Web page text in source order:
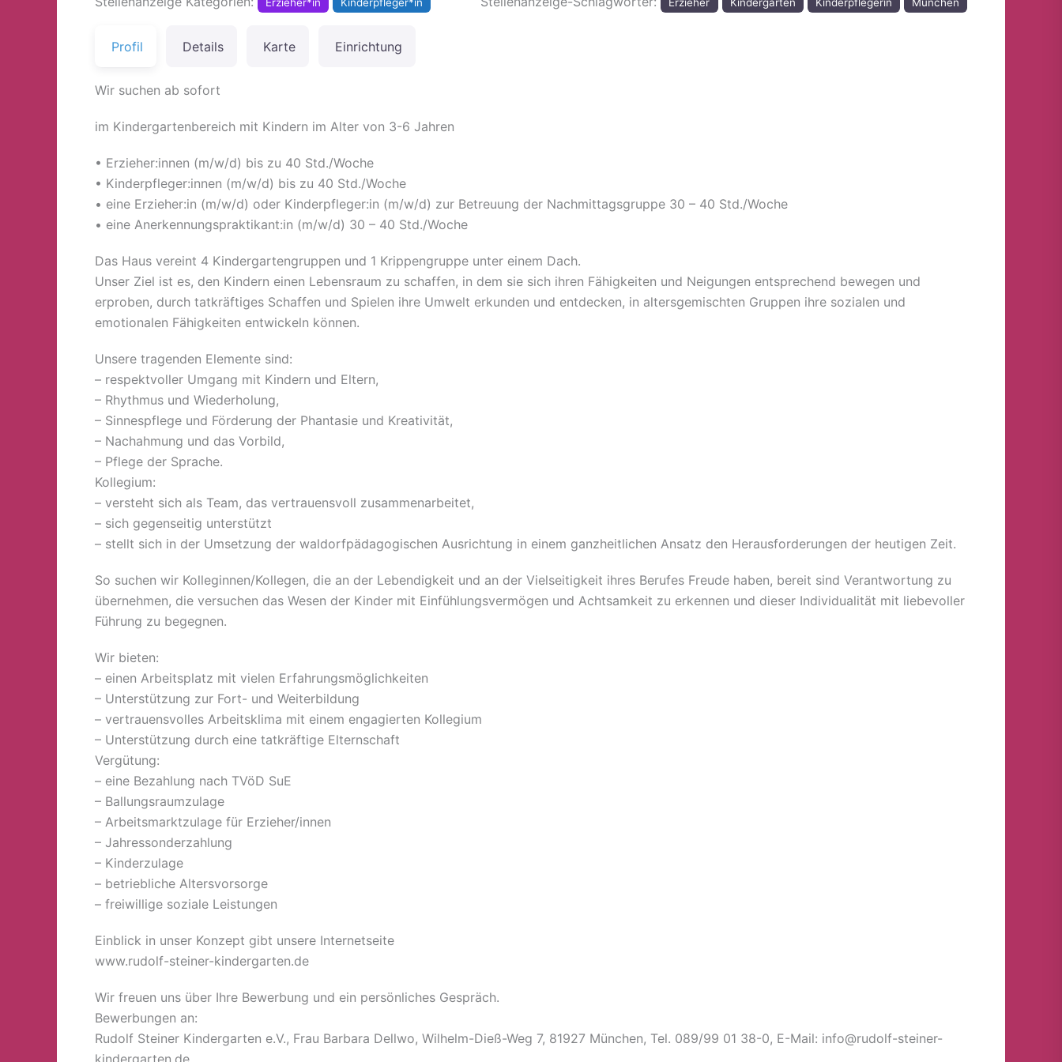
Profil Details Karte Einrichtung
Wir suchen ab sofort
im Kindergartenbereich mit Kindern im Alter von 3-6 Jahren
• Erzieher:innen (m/w/d) bis zu 40 Std./Woche
• Kinderpfleger:innen (m/w/d) bis zu 40 Std./Woche
• eine Erzieher:in (m/w/d) oder Kinderpfleger:in (m/w/d) zur Betreuung der Nachmittagsgruppe 30 – 40 Std./Woche
• eine Anerkennungspraktikant:in (m/w/d) 30 – 40 Std./Woche
Das Haus vereint 4 Kindergartengruppen und 1 Krippengruppe unter einem Dach.
Unser Ziel ist es, den Kindern einen Lebensraum zu schaffen, in dem sie sich ihren Fähigkeiten und Neigungen entsprechend bewegen und
erproben, durch tatkräftiges Schaffen und Spielen ihre Umwelt erkunden und entdecken, in altersgemischten Gruppen ihre sozialen und
emotionalen Fähigkeiten entwickeln können.
Unsere tragenden Elemente sind:
– respektvoller Umgang mit Kindern und Eltern,
– Rhythmus und Wiederholung,
– Sinnespflege und Förderung der Phantasie und Kreativität,
– Nachahmung und das Vorbild,
– Pflege der Sprache.
Kollegium:
– versteht sich als Team, das vertrauensvoll zusammenarbeitet,
– sich gegenseitig unterstützt
– stellt sich in der Umsetzung der waldorfpädagogischen Ausrichtung in einem ganzheitlichen Ansatz den Herausforderungen der heutigen Zeit.
So suchen wir Kolleginnen/Kollegen, die an der Lebendigkeit und an der Vielseitigkeit ihres Berufes Freude haben, bereit sind Verantwortung zu
übernehmen, die versuchen das Wesen der Kinder mit Einfühlungsvermögen und Achtsamkeit zu erkennen und dieser Individualität mit liebevoller
Führung zu begegnen.
Wir bieten:
– einen Arbeitsplatz mit vielen Erfahrungsmöglichkeiten
– Unterstützung zur Fort- und Weiterbildung
– vertrauensvolles Arbeitsklima mit einem engagierten Kollegium
– Unterstützung durch eine tatkräftige Elternschaft
Vergütung:
– eine Bezahlung nach TVöD SuE
– Ballungsraumzulage
– Arbeitsmarktzulage für Erzieher/innen
– Jahressonderzahlung
– Kinderzulage
– betriebliche Altersvorsorge
– freiwillige soziale Leistungen
Einblick in unser Konzept gibt unsere Internetseite
www.rudolf-steiner-kindergarten.de
Wir freuen uns über Ihre Bewerbung und ein persönliches Gespräch.
Bewerbungen an:
Rudolf Steiner Kindergarten e.V., Frau Barbara Dellwo, Wilhelm-Dieß-Weg 7, 81927 München, Tel. 089/99 01 38-0, E-Mail: info@rudolf-steiner-